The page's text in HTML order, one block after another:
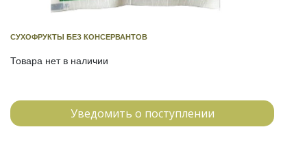
СУХОФРУКТЫ БЕЗ КОНСЕРВАНТОВ
Товара нет в наличии
Уведомить о поступлении